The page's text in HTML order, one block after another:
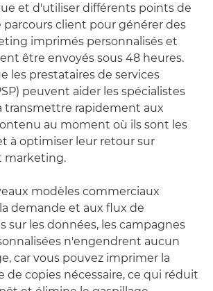
et d'utiliser différents points de
parcours client pour générer des
imprimés personnalisés et
être envoyés sous 48 heures.
les prestataires de services
peuvent aider les spécialistes
transmettre rapidement aux
au moment où ils sont les
à optimiser leur retour sur
marketing.
modèles commerciaux
demande et aux flux de
sur les données, les campagnes
n'engendrent aucun
car vous pouvez imprimer la
de copies nécessaire, ce qui réduit